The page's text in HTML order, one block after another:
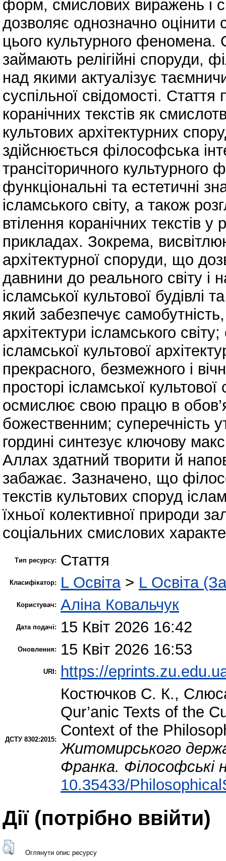
форм, смислових виражень і
дозволяє однозначно
цього культурного феномена.
займають релігійні споруди,
над якими актуалізує
суспільної свідомості.
коранічних текстів як
культових архітектурних
здійснюється філософська
трансіторичного
функціональні та естетичні
ісламського світу, а також
втілення коранічних текстів у
прикладах. Зокрема,
архітектурної споруди, що
давнини до реального світу і
ісламської культової будівлі
який забезпечує самобутність,
архітектури ісламського
ісламської культової
прекрасного, безмежного і
просторі ісламської
осмислює свою працю в
божественним; суперечність
гордині синтезує ключову
Аллах здатний творити й
забажає. Зазначено, що
текстів культових споруд
їхньої колективної природи
соціальних смислових
Тип ресурсу: Стаття
Класифікатор: L Освіта> L Освіта
Користувач: Аліна Ковальчук
Дата подачі: 15 Квіт 2026 16:42
Оновлення: 15 Квіт 2026 16:53
URI: https://
ДСТУ 8302:2015:
Костючков С. К.,
Qur’anic Texts of the
Context of the
Житомирського
Франка. Філософські
10.35433/
Дії ​​(потрібно ввійти)
Оглянути опис ресурсу